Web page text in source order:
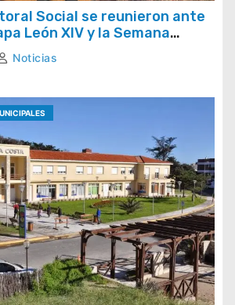
Social se reunieron ante
León XIV y la Semana
Noticias